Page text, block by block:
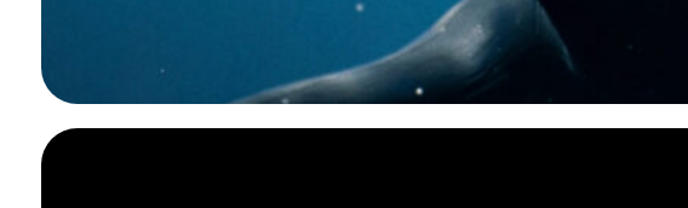
DISCOVER